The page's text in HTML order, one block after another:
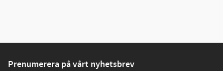
Prenumerera på vårt nyhetsbrev